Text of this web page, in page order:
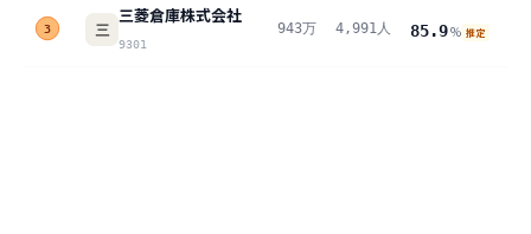
3 三
三菱倉庫株式会社
9301
943万 4,991人 85.9% 推定